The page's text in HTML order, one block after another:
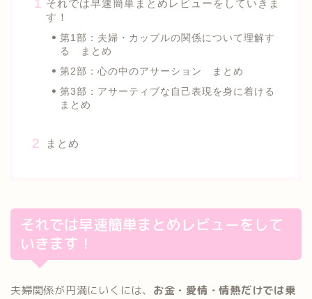
それでは早速簡単まとめレビューをしていきま
す！
第1部：夫婦・カップルの関係について理解す
る まとめ
第2部：心の中のアサーション まとめ
第3部：アサーティブな自己表現を身に着ける
まとめ
まとめ
それでは早速簡単まとめレビューをして
いきます！
夫婦関係が円満にいくには、 お金・愛情・情熱だけでは乗